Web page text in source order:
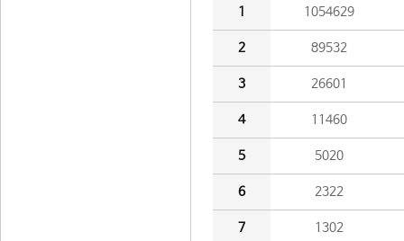
1 1054629
2 89532
3 26601
4 11460
5 5020
6 2322
7 1302